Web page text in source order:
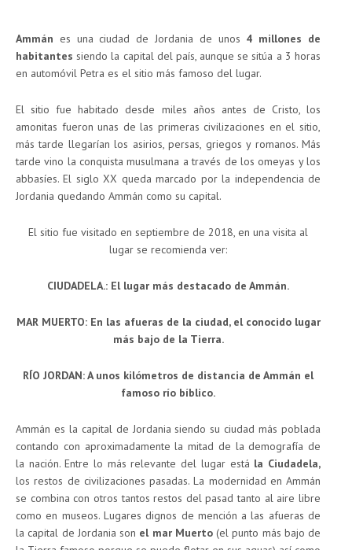
Ammán es una ciudad de Jordania de unos 4 millones de
habitantes siendo la capital del país, aunque se sitúa a 3 horas
en automóvil Petra es el sitio más famoso del lugar.
El sitio fue habitado desde miles años antes de Cristo, los
amonitas fueron unas de las primeras civilizaciones en el sitio,
más tarde llegarían los asirios, persas, griegos y romanos. Más
tarde vino la conquista musulmana a través de los omeyas y los
abbasíes. El siglo XX queda marcado por la independencia de
Jordania quedando Ammán como su capital.
El sitio fue visitado en septiembre de 2018, en una visita al
lugar se recomienda ver:
CIUDADELA.: El lugar más destacado de Ammán.
MAR MUERTO: En las afueras de la ciudad, el conocido lugar
más bajo de la Tierra.
RÍO JORDAN: A unos kilómetros de distancia de Ammán el
famoso río bíblico.
Ammán es la capital de Jordania siendo su ciudad más poblada
contando con aproximadamente la mitad de la demografía de
la nación. Entre lo más relevante del lugar está la Ciudadela,
los restos de civilizaciones pasadas. La modernidad en Ammán
se combina con otros tantos restos del pasad tanto al aire libre
como en museos. Lugares dignos de mención a las afueras de
la capital de Jordania son el mar Muerto(el punto más bajo de